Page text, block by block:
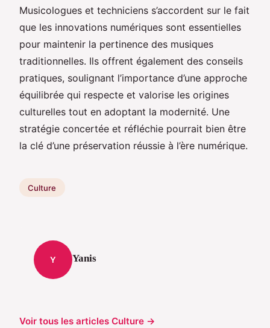
Musicologues et techniciens s’accordent sur le fait
que les innovations numériques sont essentielles
pour maintenir la pertinence des musiques
traditionnelles. Ils offrent également des conseils
pratiques, soulignant l’importance d’une approche
équilibrée qui respecte et valorise les origines
culturelles tout en adoptant la modernité. Une
stratégie concertée et réfléchie pourrait bien être
la clé d’une préservation réussie à l’ère numérique.
Culture
Y Yanis
Voir tous les articles Culture →